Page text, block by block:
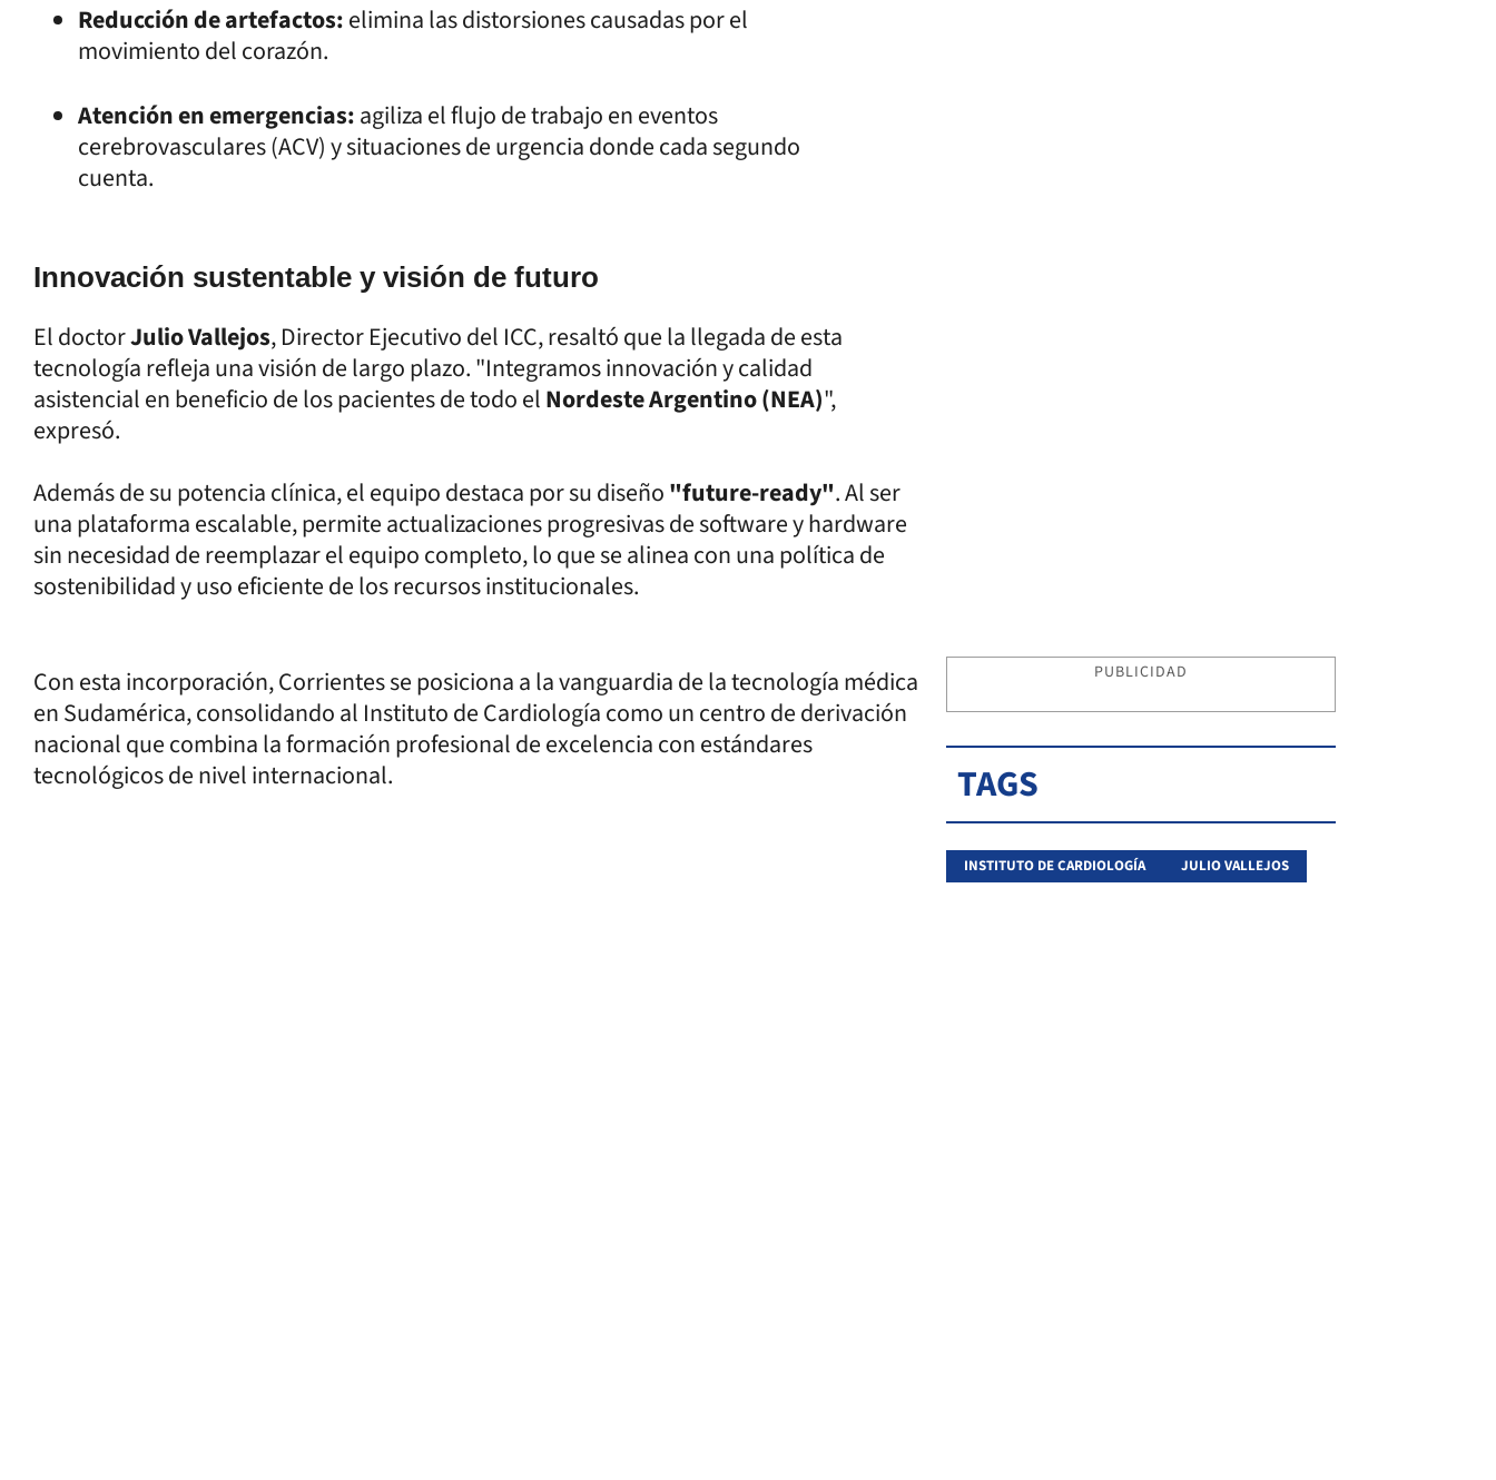
Reducción de artefactos:elimina las distorsiones causadas por el
movimiento del corazón.
Atención en emergencias:agiliza el flujo de trabajo en eventos
cerebrovasculares (ACV) y situaciones de urgencia donde cada segundo
cuenta.
Innovación sustentable y visión de futuro
El doctorJulio Vallejos, Director Ejecutivo del ICC, resaltó que la llegada de esta
tecnología refleja una visión de largo plazo. "Integramos innovación y calidad
asistencial en beneficio de los pacientes de todo elNordeste Argentino (NEA)",
expresó.
Además de su potencia clínica, el equipo destaca por su diseño"future-ready". Al ser
una plataforma escalable, permite actualizaciones progresivas de software y hardware
sin necesidad de reemplazar el equipo completo, lo que se alinea con una política de
sostenibilidad y uso eficiente de los recursos institucionales.
Con esta incorporación, Corrientes se posiciona a la vanguardia de la tecnología médica
en Sudamérica, consolidando al Instituto de Cardiología como un centro de derivación
nacional que combina la formación profesional de excelencia con estándares
tecnológicos de nivel internacional.
PUBLICIDAD
TAGS
INSTITUTO DE CARDIOLOGÍA JULIO VALLEJOS